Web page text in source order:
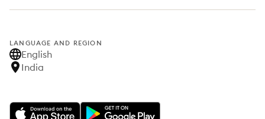
LANGUAGE AND REGION
English
India